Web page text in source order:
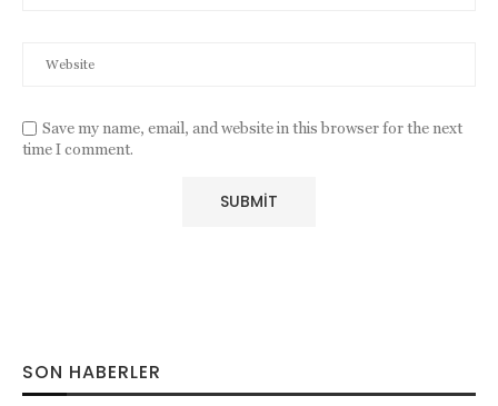
Save my name, email, and website in this browser for the next
time I comment.
SON HABERLER